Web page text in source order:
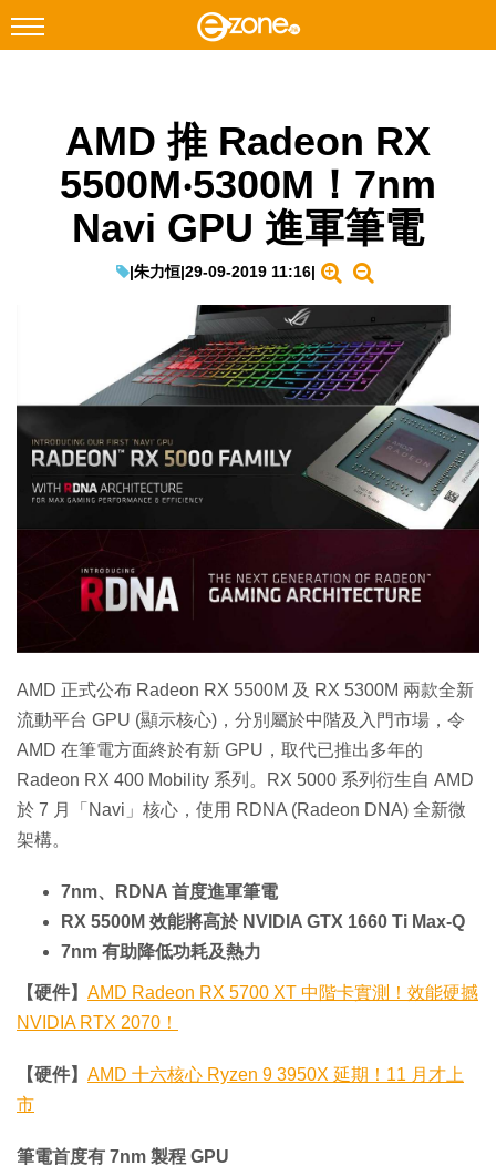
Facebook Instagram
科技焦點
網絡生活
生成式AI與雲端應用
Enterprise Digital Transformation
特集
AMD 推 Radeon RX
5500M‧5300M！7nm
Navi GPU 進軍筆電
|朱力恒|29-09-2019 11:16|
AMD 正式公布 Radeon RX 5500M 及 RX 5300M 兩款全新
流動平台 GPU (顯示核心)，分別屬於中階及入門市場，令
AMD 在筆電方面終於有新 GPU，取代已推出多年的
Radeon RX 400 Mobility 系列。RX 5000 系列衍生自 AMD
於 7 月「Navi」核心，使用 RDNA (Radeon DNA) 全新微
架構。
7nm、RDNA 首度進軍筆電
RX 5500M 效能將高於 NVIDIA GTX 1660 Ti Max-Q
7nm 有助降低功耗及熱力
【硬件】 AMD Radeon RX 5700 XT 中階卡實測！效能硬撼
NVIDIA RTX 2070！
【硬件】 AMD 十六核心 Ryzen 9 3950X 延期！11 月才上
市
筆電首度有 7nm 製程 GPU